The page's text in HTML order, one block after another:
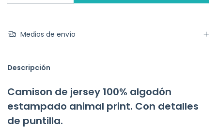
Medios de envío
Descripción
Camison de jersey 100% algodón
estampado animal print. Con detalles
de puntilla.